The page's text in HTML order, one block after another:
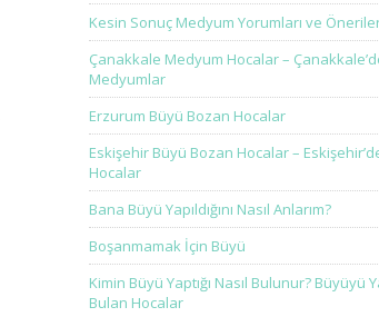
Kesin Sonuç Medyum Yorumları ve
Çanakkale Medyum Hocalar –
Medyumlar
Erzurum Büyü Bozan Hocalar
Eskişehir Büyü Bozan Hocalar –
Hocalar
Bana Büyü Yapıldığını Nasıl Anlarım?
Boşanmamak İçin Büyü
Kimin Büyü Yaptığı Nasıl Bulunur? Büyüyü
Bulan Hocalar